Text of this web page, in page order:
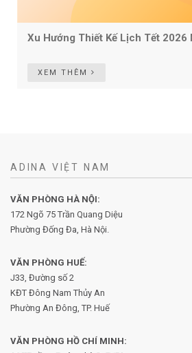
Xu Hướng Thiết Kế Lịch Tết 2026
XEM THÊM
ADINA VIỆT NAM
VĂN PHÒNG HÀ NỘI:
172 Ngõ 75 Trần Quang Diệu
Phường Đống Đa, Hà Nội.
VĂN PHÒNG HUẾ:
J33, Đường số 2
KĐT Đông Nam Thủy An
Phường An Đông, TP. Huế
VĂN PHÒNG HỒ CHÍ MINH: